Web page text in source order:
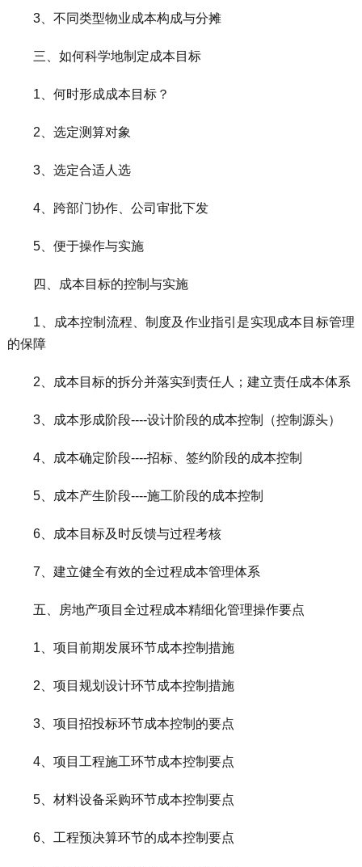
3、不同类型物业成本构成与分摊
三、如何科学地制定成本目标
1、何时形成成本目标？
2、选定测算对象
3、选定合适人选
4、跨部门协作、公司审批下发
5、便于操作与实施
四、成本目标的控制与实施
1、成本控制流程、制度及作业指引是实现成本目标管理
的保障
2、成本目标的拆分并落实到责任人；建立责任成本体系
3、成本形成阶段----设计阶段的成本控制（控制源头）
4、成本确定阶段----招标、签约阶段的成本控制
5、成本产生阶段----施工阶段的成本控制
6、成本目标及时反馈与过程考核
7、建立健全有效的全过程成本管理体系
五、房地产项目全过程成本精细化管理操作要点
1、项目前期发展环节成本控制措施
2、项目规划设计环节成本控制措施
3、项目招投标环节成本控制的要点
4、项目工程施工环节成本控制要点
5、材料设备采购环节成本控制要点
6、工程预决算环节的成本控制要点